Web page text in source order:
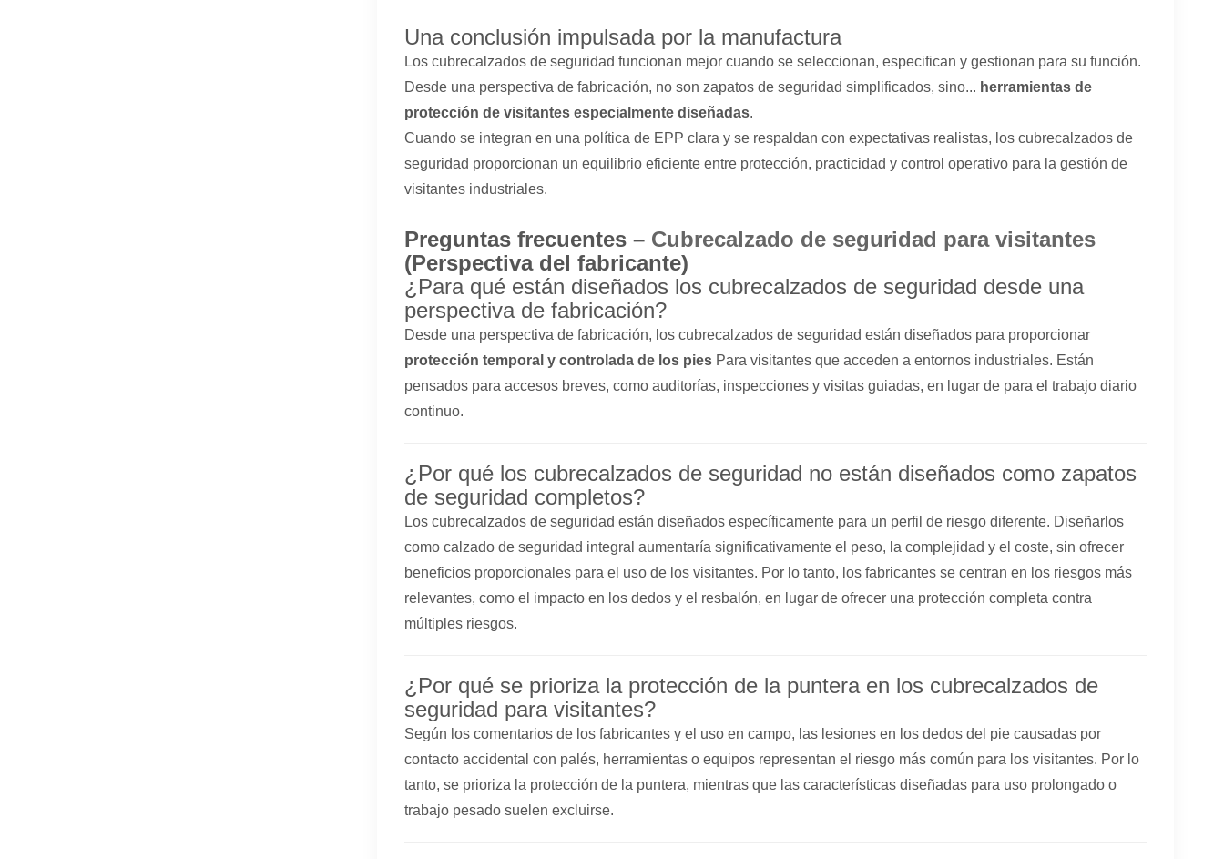
Una conclusión impulsada por la manufactura
Los cubrecalzados de seguridad funcionan mejor cuando se seleccionan, especifican y gestionan para su función.
Desde una perspectiva de fabricación, no son zapatos de seguridad simplificados, sino... herramientas de
protección de visitantes especialmente diseñadas.
Cuando se integran en una política de EPP clara y se respaldan con expectativas realistas, los cubrecalzados de
seguridad proporcionan un equilibrio eficiente entre protección, practicidad y control operativo para la gestión de
visitantes industriales.
Preguntas frecuentes – Cubrecalzado de seguridad para visitantes
(Perspectiva del fabricante)
¿Para qué están diseñados los cubrecalzados de seguridad desde una
perspectiva de fabricación?
Desde una perspectiva de fabricación, los cubrecalzados de seguridad están diseñados para proporcionar
protección temporal y controlada de los piesPara visitantes que acceden a entornos industriales. Están
pensados ​​para accesos breves, como auditorías, inspecciones y visitas guiadas, en lugar de para el trabajo diario
continuo.
¿Por qué los cubrecalzados de seguridad no están diseñados como zapatos
de seguridad completos?
Los cubrecalzados de seguridad están diseñados específicamente para un perfil de riesgo diferente. Diseñarlos
como calzado de seguridad integral aumentaría significativamente el peso, la complejidad y el coste, sin ofrecer
beneficios proporcionales para el uso de los visitantes. Por lo tanto, los fabricantes se centran en los riesgos más
relevantes, como el impacto en los dedos y el resbalón, en lugar de ofrecer una protección completa contra
múltiples riesgos.
¿Por qué se prioriza la protección de la puntera en los cubrecalzados de
seguridad para visitantes?
Según los comentarios de los fabricantes y el uso en campo, las lesiones en los dedos del pie causadas por
contacto accidental con palés, herramientas o equipos representan el riesgo más común para los visitantes. Por lo
tanto, se prioriza la protección de la puntera, mientras que las características diseñadas para uso prolongado o
trabajo pesado suelen excluirse.